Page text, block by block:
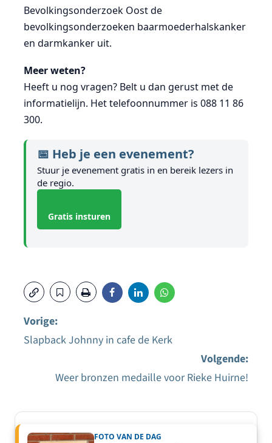
Bevolkingsonderzoek Oost de
bevolkingsonderzoeken baarmoederhalskanker
en darmkanker uit.
Meer weten?
Heeft u nog vragen? Belt u dan gerust met de
informatielijn. Het telefoonnummer is 088 11 86
300.
📅 Heb je een evenement?
Stuur je evenement gratis in en bereik lezers in
de regio.
Gratis insturen
Bericht
navigatie
Vorige:
Slapback Johnny in cafe de Kerk
Volgende:
Weer bronzen medaille voor Rieke Huirne!
FOTO VAN DE DAG